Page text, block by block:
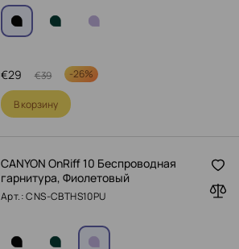
29
€ 39
€ -26%
В корзину
CANYON OnRiff 10 Беспроводная
гарнитура, Фиолетовый
Арт.: CNS-CBTHS10PU